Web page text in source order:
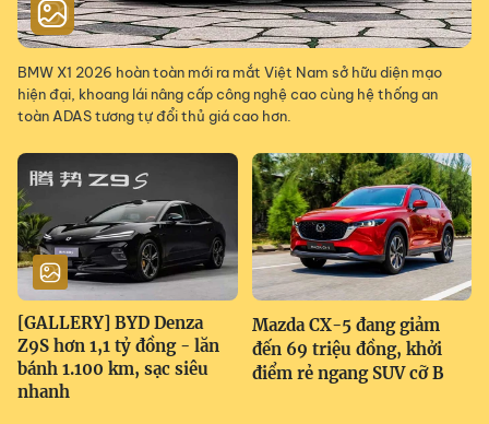
BMW X1 2026 hoàn toàn mới ra mắt Việt Nam sở hữu diện mạo
hiện đại, khoang lái nâng cấp công nghệ cao cùng hệ thống an
toàn ADAS tương tự đổi thủ giá cao hơn.
[GALLERY] BYD Denza
Z9S hơn 1,1 tỷ đồng - lăn
bánh 1.100 km, sạc siêu
nhanh
Mazda CX-5 đang giảm
đến 69 triệu đồng, khởi
điểm rẻ ngang SUV cỡ B